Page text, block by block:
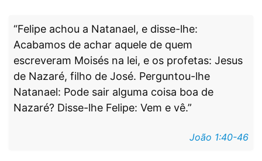
“Felipe achou a Natanael, e disse-lhe:
Acabamos de achar aquele de quem
escreveram Moisés na lei, e os profetas: Jesus
de Nazaré, filho de José. Perguntou-lhe
Natanael: Pode sair alguma coisa boa de
Nazaré? Disse-lhe Felipe: Vem e vê.”
João 1:40-46